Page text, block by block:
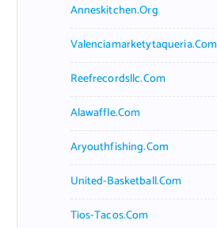
Anneskitchen.org
Valenciamarketytaqueria.com
Reefrecordsllc.com
Alawaffle.com
Aryouthfishing.com
United-Basketball.com
Tios-Tacos.com